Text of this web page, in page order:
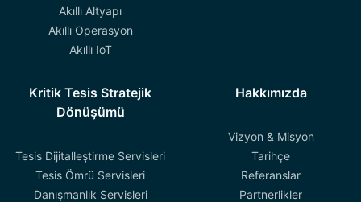
Akıllı Altyapı
Akıllı Operasyon
Akıllı IoT
Kritik Tesis Stratejik
Dönüşümü
Tesis Dijitalleştirme Servisleri
Tesis Ömrü Servisleri
Danışmanlık Servisleri
Hakkımızda
Vizyon & Misyon
Tarihçe
Referanslar
Partnerlikler